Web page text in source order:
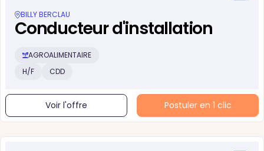
BILLY BERCLAU
Conducteur d'installation
AGROALIMENTAIRE
H/F
CDD
Voir l'offre Postuler en 1 clic